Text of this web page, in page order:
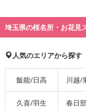
埼玉県の桜名所・お花見
人気のエリアから探す
飯能/日高 川越/
久喜/羽生 春日